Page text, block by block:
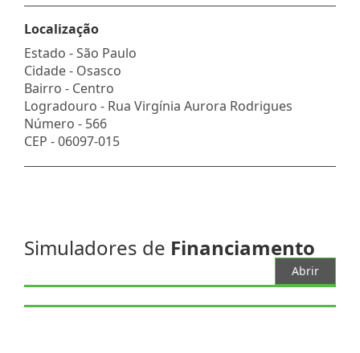
Localização
Estado -São Paulo
Cidade - Osasco
Bairro - Centro
Logradouro - Rua Virgínia Aurora Rodrigues
Número - 566
CEP -06097-015
Simuladores de Financiamento
Abrir